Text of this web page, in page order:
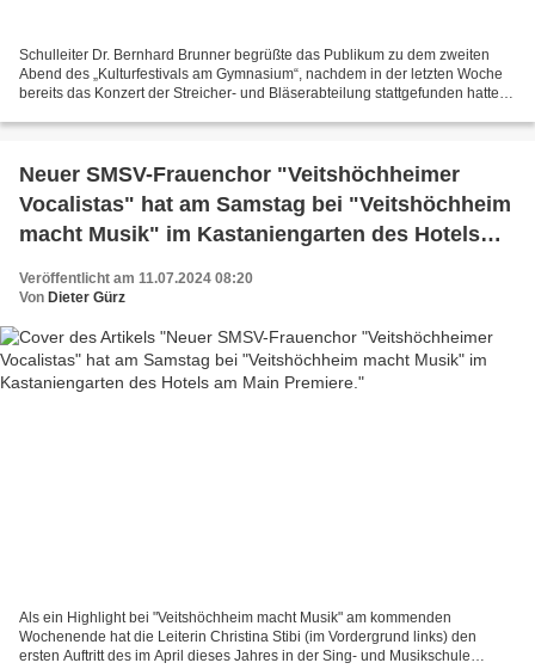
Schulleiter Dr. Bernhard Brunner begrüßte das Publikum zu dem zweiten
Abend des „Kulturfestivals am Gymnasium“, nachdem in der letzten Woche
bereits das Konzert der Streicher- und Bläserabteilung stattgefunden hatte,
Neuer SMSV-Frauenchor "Veitshöchheimer
Vocalistas" hat am Samstag bei "Veitshöchheim
macht Musik" im Kastaniengarten des Hotels
Veröffentlicht am 11.07.2024 08:20
Von Dieter Gürz
Als ein Highlight bei "Veitshöchheim macht Musik" am kommenden
Wochenende hat die Leiterin Christina Stibi (im Vordergrund links) den
ersten Auftritt des im April dieses Jahres in der Sing- und Musikschule